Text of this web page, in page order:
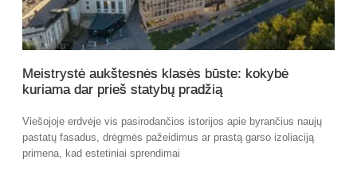
Meistrystė aukštesnės klasės būste: kokybė
kuriama dar prieš statybų pradžią
Viešojoje erdvėje vis pasirodančios istorijos apie byrančius naujų
pastatų fasadus, drėgmės pažeidimus ar prastą garso izoliaciją
primena, kad estetiniai sprendimai